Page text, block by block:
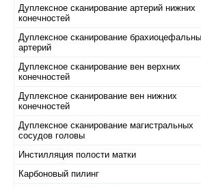
Дуплексное сканирование артерий нижних
конечностей
Дуплексное сканирование
артерий
Дуплексное сканирование вен верхних
конечностей
Дуплексное сканирование вен нижних
конечностей
Дуплексное сканирование магистральных
сосудов головы
Инстилляция полости матки
Карбоновый пилинг